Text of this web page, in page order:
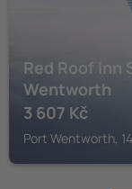
Red Roof Inn
Wentworth
3 607 Kč
Port Wentworth,